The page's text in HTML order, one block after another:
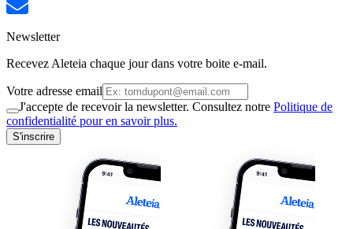
Newsletter
Recevez Aleteia chaque jour dans votre boite e-mail.
Votre adresse email
J'accepte de recevoir la newsletter. Consultez notre Politique de
confidentialité pour en savoir plus.
S'inscrire